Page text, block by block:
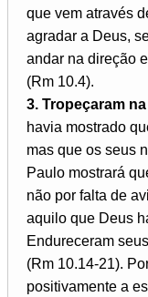
que vem através
agradar a Deus,
andar na direção
(Rm 10.4).
3. Tropeçaram
havia mostrado
mas que os seus
Paulo mostrará
não por falta de
aquilo que Deus
Endureceram
(Rm 10.14-21).
positivamente a